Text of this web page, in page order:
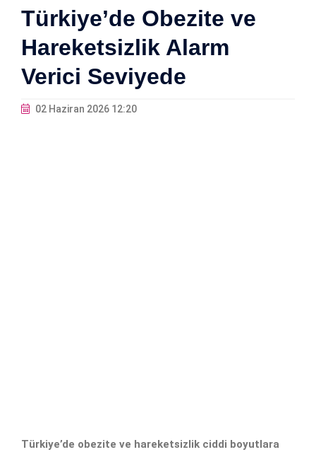
Türkiye’de Obezite ve
Hareketsizlik Alarm
Verici Seviyede
02 Haziran 2026 12:20
Türkiye’de obezite ve hareketsizlik ciddi boyutlara